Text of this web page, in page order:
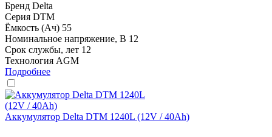
Бренд Delta
Серия DTM
Ёмкость (Ач) 55
Номинальное напряжение, В 12
Срок службы, лет 12
Технология AGM
Подробнее
Аккумулятор Delta DTM 1240L (12V / 40Ah)